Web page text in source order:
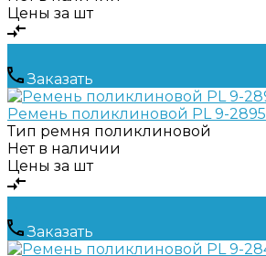
Цены за шт
Заказать
Ремень поликлиновой PL 9-2895
Тип ремня поликлиновой
Нет в наличии
Цены за шт
Заказать